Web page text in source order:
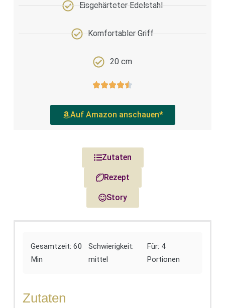
Eisgehärteter Edelstahl
Komfortabler Griff
20 cm
Auf Amazon anschauen*
Zutaten
Rezept
Story
Gesamtzeit: 60
Min
Schwierigkeit:
mittel
Für: 4
Portionen
Zutaten